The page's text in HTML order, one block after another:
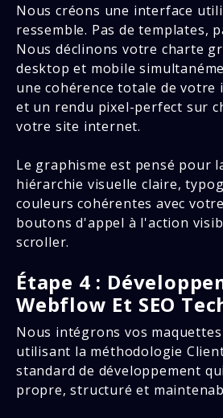
Nous créons une interface
ressemble. Pas de templates,
Nous déclinons votre charte
desktop et mobile
une cohérence totale de votre
et un rendu pixel-perfect sur
votre site internet.
Le graphisme est pensé pour
hiérarchie visuelle claire,
couleurs cohérentes avec
boutons d'appel à l'action
scroller.
Étape 4 :
Webflow Et SEO
Nous intégrons vos
utilisant la méthodologie
standard de développement
propre, structuré et